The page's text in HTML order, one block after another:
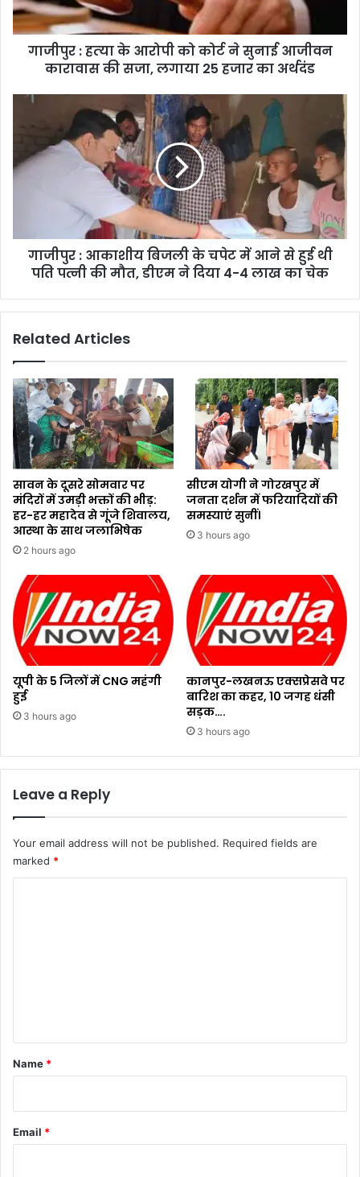
गाजीपुर : हत्‍या के आरोपी को कोर्ट ने सुनाई आजीवन
कारावास की सजा, लगाया 25 हजार का अर्थदंड
गाजीपुर : आकाशीय बिजली के चपेट में आने से हुई थी
पति पत्नी की मौत, डीएम ने दिया 4-4 लाख का चेक
Related Articles
सावन के दूसरे सोमवार पर
मंदिरों में उमड़ी भक्तों की भीड़:
हर-हर महादेव से गूंजे शिवालय,
आस्था के साथ जलाभिषेक
2 hours ago
सीएम योगी ने गोरखपुर में
जनता दर्शन में फरियादियों की
समस्याएं सुनीं।
3 hours ago
यूपी के 5 जिलों में CNG महंगी
हुई
3 hours ago
कानपुर-लखनऊ एक्सप्रेसवे पर
बारिश का कहर, 10 जगह धंसी
सड़क….
3 hours ago
Leave a Reply
Your email address will not be published. Required fields are
marked *
*
Name *
Email *